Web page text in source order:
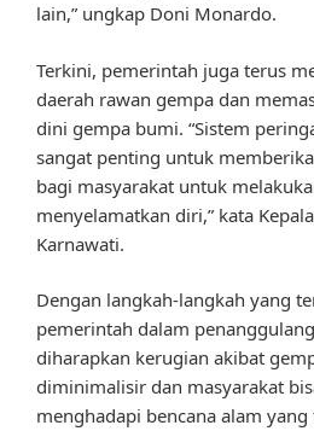
lain,” ungkap Doni Monardo.
Terkini, pemerintah juga terus
daerah rawan gempa dan
dini gempa bumi. “Sistem
sangat penting untuk
bagi masyarakat untuk
menyelamatkan diri,” kata
Karnawati.
Dengan langkah-langkah yang
pemerintah dalam
diharapkan kerugian akibat
diminimalisir dan masyarakat
menghadapi bencana alam